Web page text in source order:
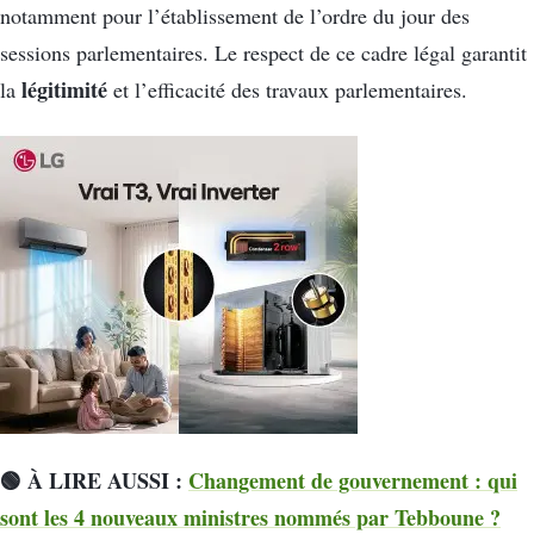
notamment pour l’établissement de l’ordre du jour des
sessions parlementaires. Le respect de ce cadre légal garantit
la légitimité et l’efficacité des travaux parlementaires.
🟢 À LIRE AUSSI : Changement de gouvernement : qui
sont les 4 nouveaux ministres nommés par Tebboune ?